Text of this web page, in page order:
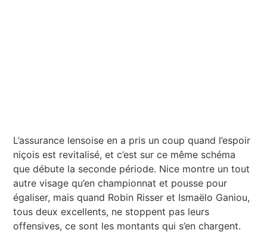
L’assurance lensoise en a pris un coup quand l’espoir
niçois est revitalisé, et c’est sur ce même schéma
que débute la seconde période. Nice montre un tout
autre visage qu’en championnat et pousse pour
égaliser, mais quand Robin Risser et Ismaëlo Ganiou,
tous deux excellents, ne stoppent pas leurs
offensives, ce sont les montants qui s’en chargent.